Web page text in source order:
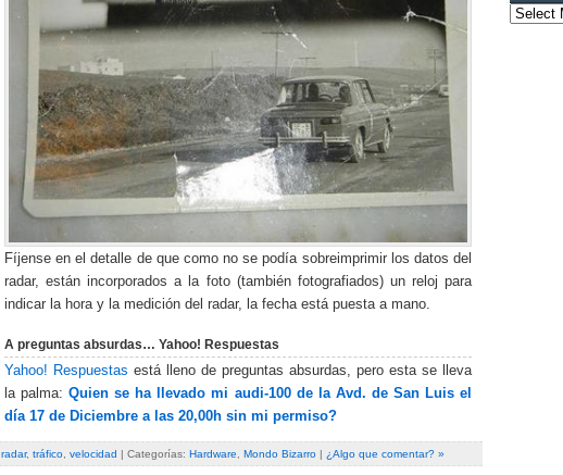
Fíjense en el detalle de que como no se podía sobreimprimir los datos del
radar, están incorporados a la foto (también fotografiados) un reloj para
indicar la hora y la medición del radar, la fecha está puesta a mano.
A preguntas absurdas… Yahoo! Respuestas
Yahoo! Respuestas está lleno de preguntas absurdas, pero esta se lleva
la palma:Quien se ha llevado mi audi-100 de la Avd. de San Luis el
día 17 de Diciembre a las 20,00h sin mi permiso?
radar, tráfico velocidad | Categorías: Hardware Mondo Bizarro | ¿Algo que comentar? »
Archives